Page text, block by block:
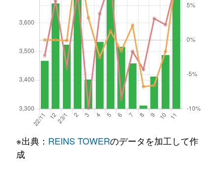
※出典： REINS TOWERのデータを加工して作
成